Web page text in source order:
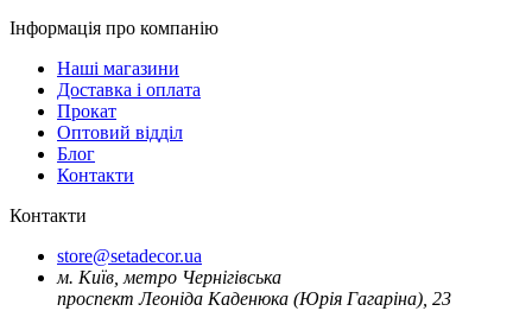
Інформація про компанію
Наші магазини
Доставка і оплата
Прокат
Оптовий відділ
Блог
Контакти
Контакти
store@setadecor.ua
м. Київ, метро Чернігівська
проспект Леоніда Каденюка (Юрія Гагаріна), 23